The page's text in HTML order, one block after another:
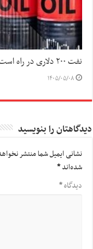
نفت ۲۰۰ دلاری در راه است؟/سایه جنگ بر امنیت انرژی
۱۴۰۵/۰۵/۰۸
دیدگاهتان را بنویسید
نشانی ایمیل شما منتشر
شده‌اند*
دیدگاه*